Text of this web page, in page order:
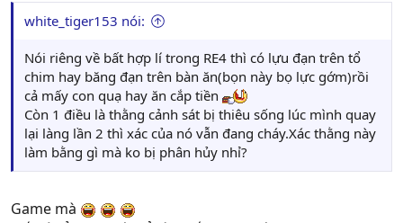
white_tiger153 nói:
Nói riêng về bất hợp lí trong RE4 thì có lựu đạn trên tổ
chim hay băng đạn trên bàn ăn(bọn này bọ lực gớm)rồi
cả mấy con quạ hay ăn cắp tiền
Còn 1 điều là thằng cảnh sát bị thiêu sống lúc mình quay
lại làng lần 2 thì xác của nó vẫn đang cháy.Xác thằng này
làm bằng gì mà ko bị phân hủy nhỉ?
Game mà